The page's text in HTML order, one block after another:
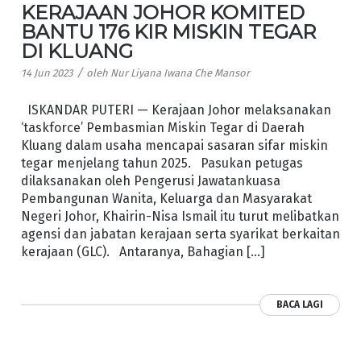
KERAJAAN JOHOR KOMITED
BANTU 176 KIR MISKIN TEGAR
DI KLUANG
14 Jun 2023 / oleh Nur Liyana Iwana Che Mansor
ISKANDAR PUTERI — Kerajaan Johor melaksanakan
‘taskforce’ Pembasmian Miskin Tegar di Daerah
Kluang dalam usaha mencapai sasaran sifar miskin
tegar menjelang tahun 2025. Pasukan petugas
dilaksanakan oleh Pengerusi Jawatankuasa
Pembangunan Wanita, Keluarga dan Masyarakat
Negeri Johor, Khairin-Nisa Ismail itu turut melibatkan
agensi dan jabatan kerajaan serta syarikat berkaitan
kerajaan (GLC). Antaranya, Bahagian […]
BACA LAGI